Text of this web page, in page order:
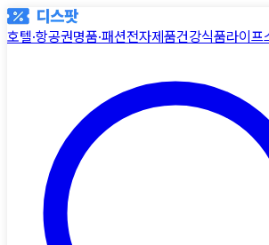
호텔·항공권명품·패션전자제품건강식품라이프